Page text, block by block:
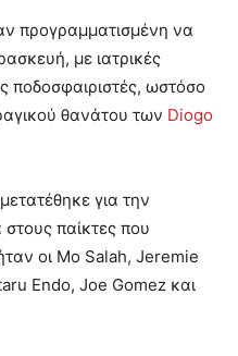
προγραμματισμένη να
με ιατρικές
ποδοσφαιριστές, ωστόσο
θανάτου των Diogo
για την
παίκτες που
οι Mo Salah, Jeremie
Endo, Joe Gomez και